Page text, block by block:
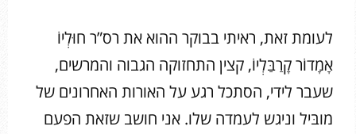
לעומת זאת, ראיתי בבוקר ההוא את רס”ר חוּלְיוֹ
אָמָדוֹר קָרַבַּלְיוֹ, קצין התחזוקה הגבוה והמרשים,
שעבר לידי, הסתכל רגע על האורות האחרונים של
מובּיל וניגש לעמדה שלו. אני חושב שזאת הפעם